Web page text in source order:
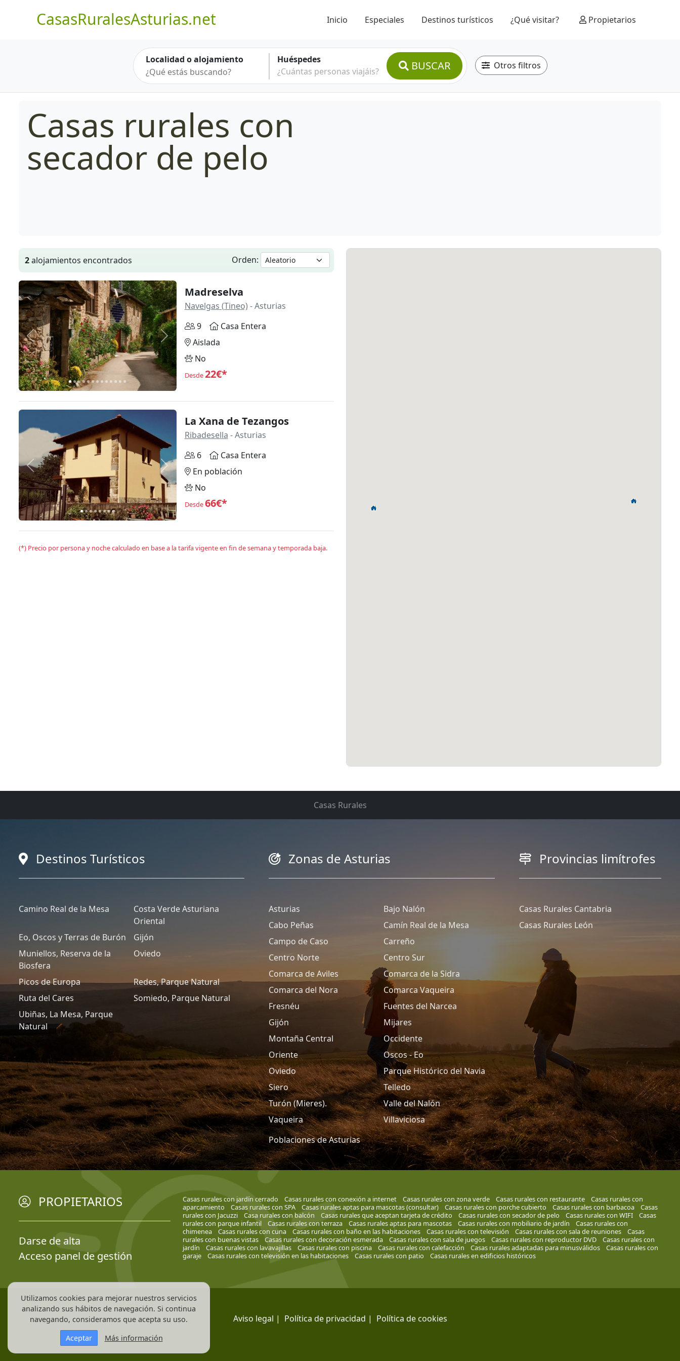
CasasRuralesAsturias.net Inicio Especiales Destinos turísticos ¿Qué visitar? Propietarios
Localidad o alojamiento
Huéspedes
¿Cuántas personas viajáis?
BUSCAR Otros filtros
Casas rurales con
secador de pelo
2alojamientos encontrados Orden:
Anterior Siguiente
Madreselva
Navelgas (Tineo) - Asturias
9
Casa Entera
Aislada
No
Desde22€*
Anterior Siguiente
La Xana de Tezangos
Ribadesella - Asturias
6
Casa Entera
En población
No
Desde66€*
(*) Precio por persona y noche calculado en base a la tarifa vigente en fin de semana y temporada baja.
Casas Rurales
Destinos Turísticos
Camino Real de la Mesa
Costa Verde Asturiana
Oriental
Eo, Oscos y Terras de Burón
Gijón
Muniellos, Reserva de la
Biosfera
Oviedo
Picos de Europa
Redes, Parque Natural
Ruta del Cares
Somiedo, Parque Natural
Ubiñas, La Mesa, Parque
Natural
Zonas de Asturias
Asturias
Bajo Nalón
Cabo Peñas
Camín Real de la Mesa
Campo de Caso
Carreño
Centro Norte
Centro Sur
Comarca de Aviles
Comarca de la Sidra
Comarca del Nora
Comarca Vaqueira
Fresnéu
Fuentes del Narcea
Gijón
Mijares
Montaña Central
Occidente
Oriente
Oscos - Eo
Oviedo
Parque Histórico del Navia
Siero
Telledo
Turón (Mieres).
Valle del Nalón
Vaqueira
Villaviciosa
Poblaciones de Asturias
Provincias limítrofes
Casas Rurales Cantabria
Casas Rurales León
PROPIETARIOS
Darse de alta
Acceso panel de gestión
Casas rurales con jardín cerrado Casas rurales con conexión a internet Casas rurales con zona verde Casas rurales con restaurante
Casas rurales con
aparcamiento
Casas rurales con SPA Casas rurales aptas para mascotas (consultar) Casas rurales con porche cubierto Casas rurales con barbacoa
Casas
rurales con Jacuzzi
Casa rurales con balcón Casas rurales que aceptan tarjeta de crédito Casas rurales con secador de pelo Casas rurales con WIFI
Casas
rurales con parque infantil
Casas rurales con terraza Casas rurales aptas para mascotas Casas rurales con mobiliario de jardín
Casas rurales con
chimenea
Casas rurales con cuna Casas rurales con baño en las habitaciones Casas rurales con televisión Casas rurales con sala de reuniones
Casas
rurales con buenas vistas
Casas rurales con decoración esmerada Casas rurales con sala de juegos Casas rurales con reproductor DVD
Casas rurales con
jardín
Casas rurales con lavavajillas Casas rurales con piscina Casas rurales con calefacción Casas rurales adaptadas para minusválidos
Casas rurales con
garaje
Casas rurales con televisión en las habitaciones Casas rurales con patio Casas rurales en edificios históricos
Aviso legal | Política de privacidad | Política de cookies
Utilizamos cookies para mejorar nuestros servicios
analizando sus hábitos de navegación. Si continua
navegando, consideramos que acepta su uso.
Aceptar
Más información